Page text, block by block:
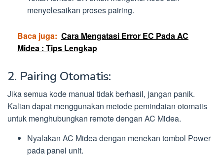
menyelesaikan proses pairing.
Baca juga: Cara Mengatasi Error EC Pada AC
Midea : Tips Lengkap
2. Pairing Otomatis:
Jika semua kode manual tidak berhasil, jangan panik.
Kalian dapat menggunakan metode pemindaian otomatis
untuk menghubungkan remote dengan AC Midea.
Nyalakan AC Midea dengan menekan tombol Power
pada panel unit.